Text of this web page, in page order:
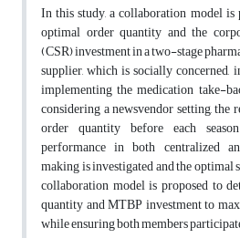
In this study, a collaboration model
optimal order quantity and the
(CSR) investment in a two-stage
supplier, which is socially concerned,
implementing the medication take-
considering a newsvendor setting, the
order quantity before each
performance in both centralized
making is investigated and the optimal
collaboration model is proposed to
quantity and MTBP investment to
while ensuring both members